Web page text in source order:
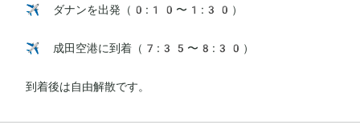
✈️ ダナンを出発（0:10〜1:30）
✈️ 成田空港に到着（7:35〜8:30）
到着後は自由解散です。